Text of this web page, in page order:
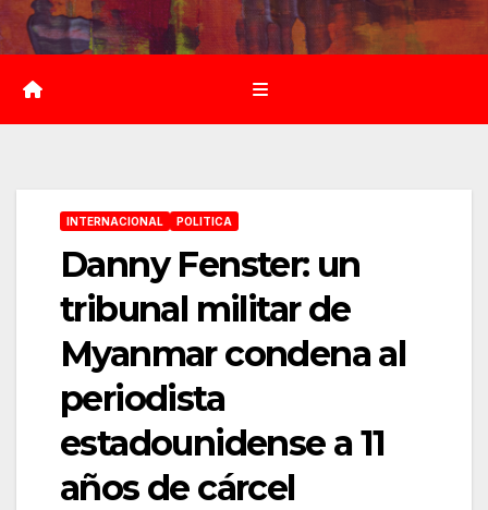
Saltar
al
contenido
INTERNACIONAL POLITICA
Danny Fenster: un
tribunal militar de
Myanmar condena al
periodista
estadounidense a 11
años de cárcel